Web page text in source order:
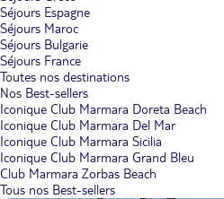
Séjours Espagne
Séjours Maroc
Séjours Bulgarie
Séjours France
Toutes nos destinations
Nos Best-sellers
Iconique Club Marmara Doreta Beach
Iconique Club Marmara Del Mar
Iconique Club Marmara Sicilia
Iconique Club Marmara Grand Bleu
Club Marmara Zorbas Beach
Tous nos Best-sellers